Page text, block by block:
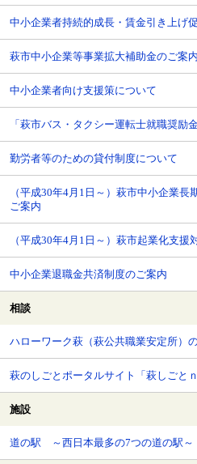
中小企業者持続的成長・賃金引き上げ
萩市中小企業等事業拡大補助金のご案内
中小企業者向け支援策について
「萩市バス・タクシー運転士就職奨励
勤労者等のための貸付制度について
（平成30年4月1日～）萩市中小企業
ご案内
（平成30年4月1日～）萩市起業化支
中小企業退職金共済制度のご案内
相談
ハローワーク萩（萩公共職業安定所）
萩のしごとポータルサイト「萩しごと
施設
道の駅 ～西日本最多の7つの道の駅～